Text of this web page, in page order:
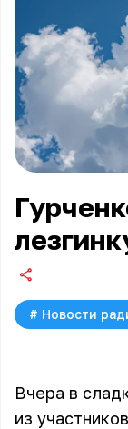
# Новости
Вчера в
из